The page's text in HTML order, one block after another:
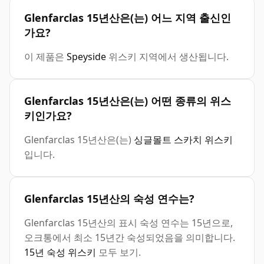
Glenfarclas 15년산은(는) 어느 지역 출신인
가요?
이 제품은 Speyside 위스키 지역에서 생산됩니다.
Glenfarclas 15년산은(는) 어떤 종류의 위스
키인가요?
Glenfarclas 15년산은(는) 싱글몰트 스카치 위스키
입니다.
Glenfarclas 15년산의 숙성 연수는?
Glenfarclas 15년산의 표시 숙성 연수는 15년으로,
오크통에서 최소 15년간 숙성되었음을 의미합니다.
15년 숙성 위스키 모두 보기.